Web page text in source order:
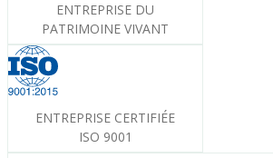
ENTREPRISE DU
PATRIMOINE VIVANT
ENTREPRISE CERTIFIÉE
ISO 9001